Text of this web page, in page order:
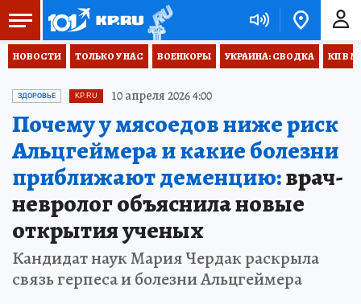
НОВОСТИ ТОЛЬКО У НАС ВОЕНКОРЫ УКРАИНА: СВОДКА КП В
ЗДОРОВЬЕ KP.RU 10 апреля 2026 4:00
Почему у мясоедов ниже риск
Альцгеймера и какие болезни
приближают деменцию:врач-
невролог объяснила новые
открытия ученых
Кандидат наук Мария Чердак раскрыла
связь герпеса и болезни Альцгеймера